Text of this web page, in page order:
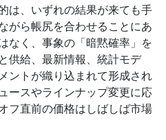
は、いずれの結果が来ても手
がら帳尻を合わせることにあ
なく、事象の「暗黙確率」を
供給、最新情報、統計モデ
ントが織り込まれて形成され
ースやラインナップ変更に応
フ直前の価格はしばしば市場